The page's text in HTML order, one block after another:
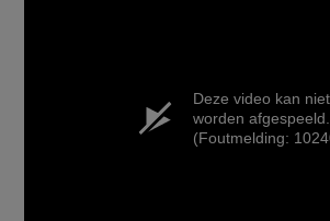
Deze video kan niet
worden afgespeeld.
(Foutmelding: